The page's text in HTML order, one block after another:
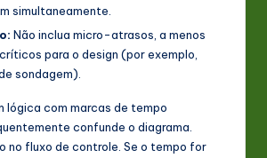
simultaneamente.
Não inclua micro-atrasos, a menos
para o design (por exemplo,
sondagem).
lógica com marcas de tempo
confunde o diagrama.
no fluxo de controle. Se o tempo for